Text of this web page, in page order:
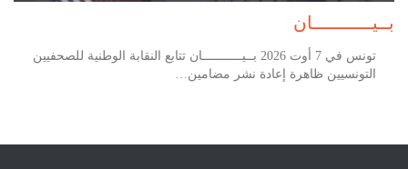
بــيـــــــــــان
تونس في 7 أوت 2026 بــيـــــــــــان تتابع النقابة الوطنية للصحفيين
التونسيين ظاهرة إعادة نشر مضامين…